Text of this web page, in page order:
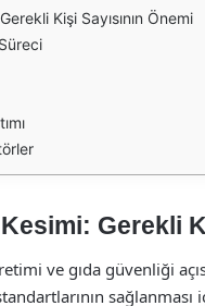
Kişi Sayısının Önemi
Gerekli
ve gıda güvenliği
sağlanması